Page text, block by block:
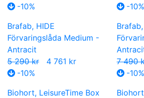
-10%
-10%
Brafab, HIDE
Förvaringslåda Medium -
Antracit
5 290 kr 4 761 kr
-10%
7 490
-10%
Biohort, LeisureTime Box